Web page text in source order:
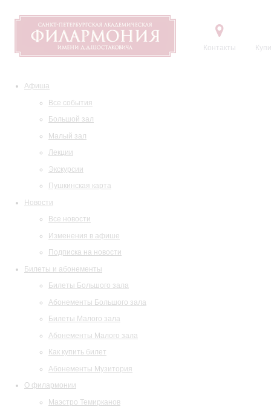
Контакты
Афиша
Все события
Большой зал
Малый зал
Лекции
Экскурсии
Пушкинская карта
Новости
Все новости
Изменения в афише
Подписка на новости
Билеты и абонементы
Билеты Большого зала
Абонементы Большого зала
Билеты Малого зала
Абонементы Малого зала
Как купить билет
Абонементы Музитория
О филармонии
Маэстро Темирканов